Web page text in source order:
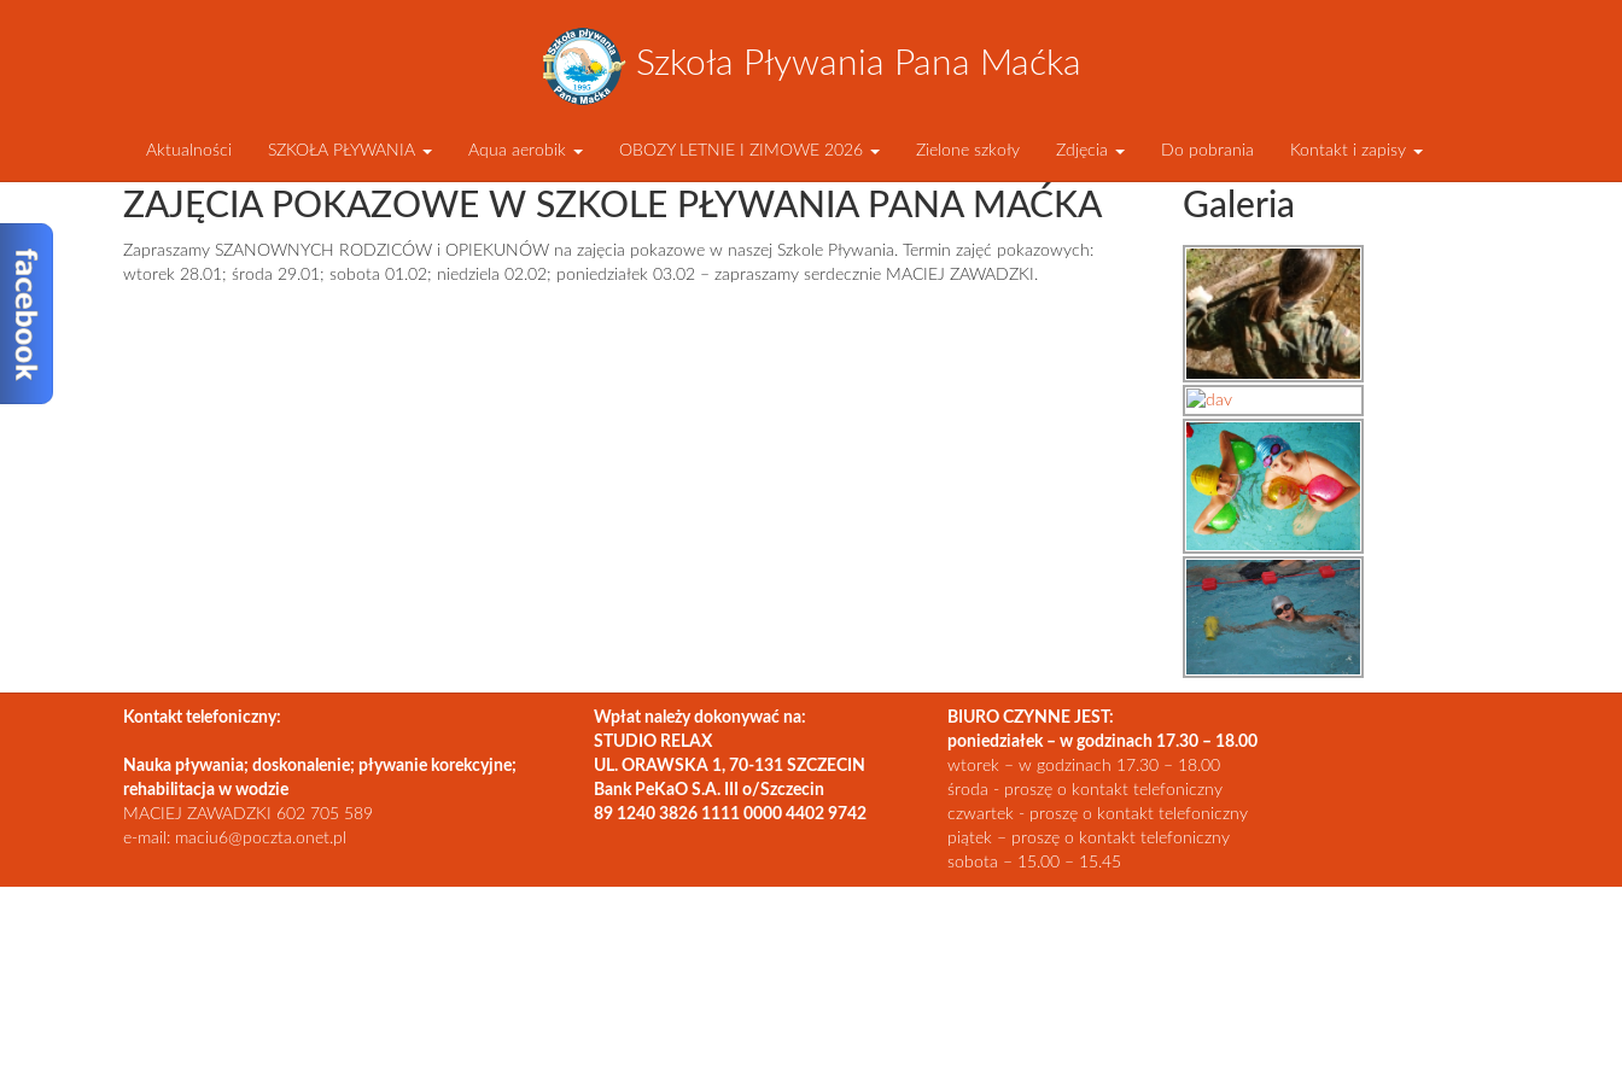
Szkoła Pływania Pana Maćka
Aktualności SZKOŁA PŁYWANIA Aqua aerobik OBOZY LETNIE I ZIMOWE 2026 Zielone szkoły Zdjęcia Do pobrania Kontakt i zapisy
ZAJĘCIA POKAZOWE W SZKOLE PŁYWANIA PANA MAĆKA
Zapraszamy SZANOWNYCH RODZICÓW i OPIEKUNÓW na zajęcia pokazowe w naszej Szkole Pływania. Termin zajęć pokazowych:
wtorek 28.01; środa 29.01; sobota 01.02; niedziela 02.02; poniedziałek 03.02 – zapraszamy serdecznie MACIEJ ZAWADZKI.
Galeria
Kontakt telefoniczny:
Nauka pływania; doskonalenie; pływanie korekcyjne;
rehabilitacja w wodzie
MACIEJ ZAWADZKI 602 705 589
e-mail: maciu6@poczta.onet.pl
Wpłat należy dokonywać na:
STUDIO RELAX
UL. ORAWSKA 1, 70-131 SZCZECIN
Bank PeKaO S.A. III o/Szczecin
89 1240 3826 1111 0000 4402 9742
BIURO CZYNNE JEST:
poniedziałek – w godzinach 17.30 – 18.00
wtorek – w godzinach 17.30 – 18.00
środa - proszę o kontakt telefoniczny
czwartek - proszę o kontakt telefoniczny
piątek – proszę o kontakt telefoniczny
sobota – 15.00 – 15.45